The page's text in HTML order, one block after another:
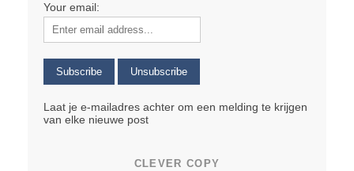
Your email:
Laat je e-mailadres achter om een melding te krijgen
van elke nieuwe post
CLEVER COPY